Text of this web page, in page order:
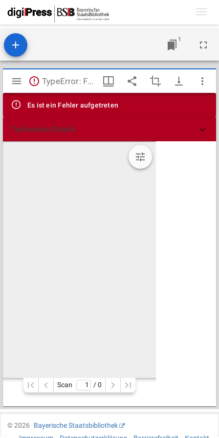
1
Mirador
Viewer
TypeError: Failed to fetch
Es ist ein Fehler aufgetreten
Technische Details
Scan / 0
©2026
Bayerische Staatsbibliothek